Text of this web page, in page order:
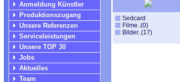
Anmeldung Künstler
Produktionszugang
Unsere Referenzen
Serviceleistungen
Unsere TOP 30
Jobs
Aktuelles
Team
Sedcard
Filme..(0)
Bilder..(17)